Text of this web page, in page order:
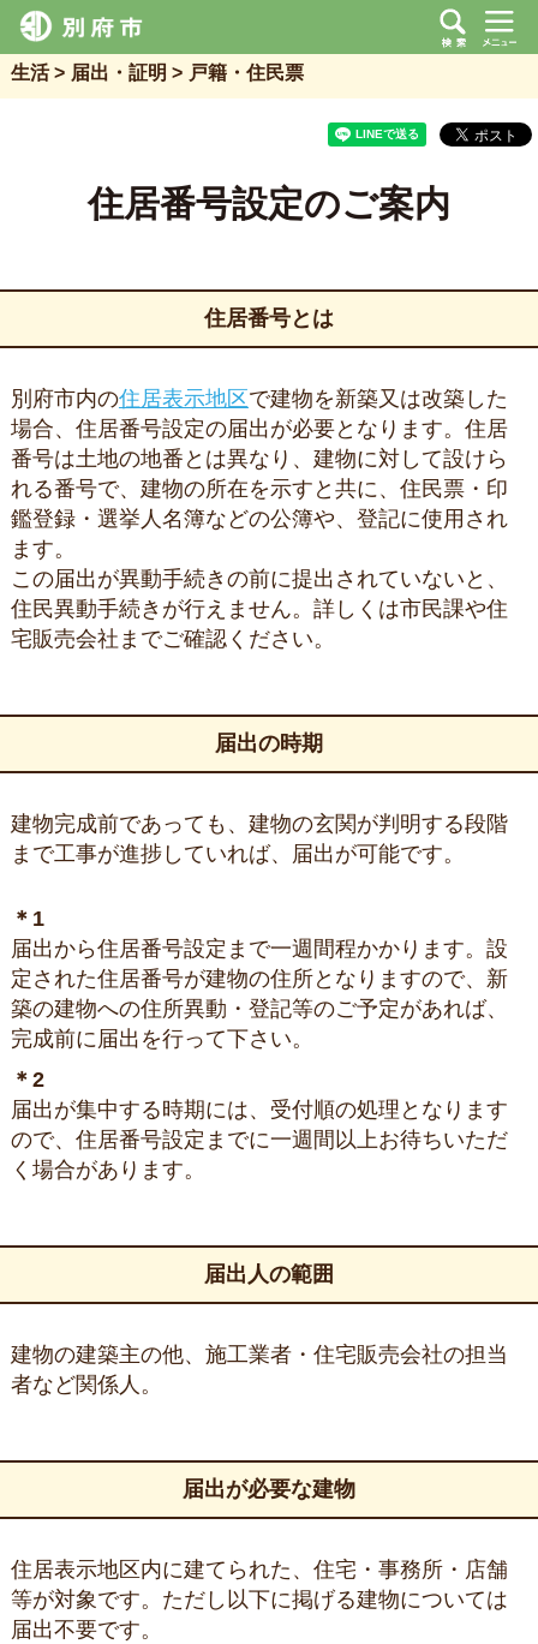
生活 届出・証明 戸籍・住民票
住居番号設定のご案内
住居番号とは
別府市内の住居表示地区 で建物を新築又は改築した
場合、住居番号設定の届出が必要となります。住居
番号は土地の地番とは異なり、建物に対して設けら
れる番号で、建物の所在を示すと共に、住民票・印
鑑登録・選挙人名簿などの公簿や、登記に使用され
ます。
この届出が異動手続きの前に提出されていないと、
住民異動手続きが行えません。詳しくは市民課や住
宅販売会社までご確認ください。
届出の時期
建物完成前であっても、建物の玄関が判明する段階
まで工事が進捗していれば、届出が可能です。
＊1
届出から住居番号設定まで一週間程かかります。設
定された住居番号が建物の住所となりますので、新
築の建物への住所異動・登記等のご予定があれば、
完成前に届出を行って下さい。
＊2
届出が集中する時期には、受付順の処理となります
ので、住居番号設定までに一週間以上お待ちいただ
く場合があります。
届出人の範囲
建物の建築主の他、施工業者・住宅販売会社の担当
者など関係人。
届出が必要な建物
住居表示地区内に建てられた、住宅・事務所・店舗
等が対象です。ただし以下に掲げる建物については
届出不要です。